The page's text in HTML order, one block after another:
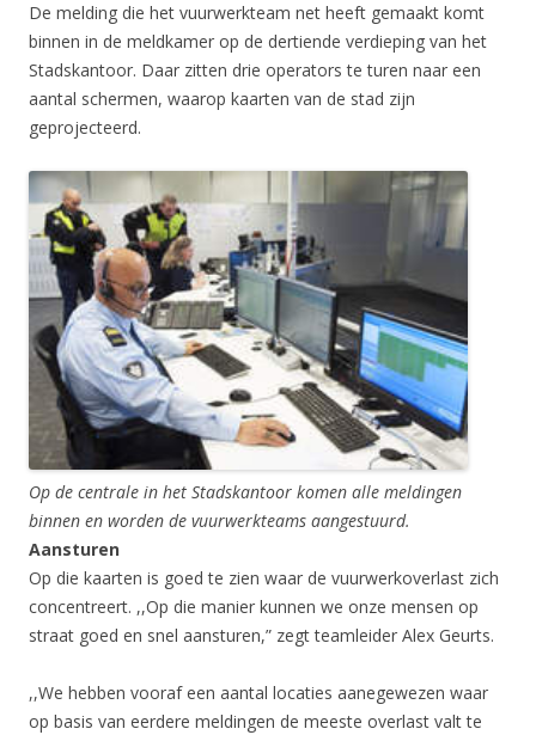
De melding die het vuurwerkteam net heeft gemaakt komt
binnen in de meldkamer op de dertiende verdieping van het
Stadskantoor. Daar zitten drie operators te turen naar een
aantal schermen, waarop kaarten van de stad zijn
geprojecteerd.
Op de centrale in het Stadskantoor komen alle meldingen
binnen en worden de vuurwerkteams aangestuurd.
Aansturen
Op die kaarten is goed te zien waar de vuurwerkoverlast zich
concentreert. ,,Op die manier kunnen we onze mensen op
straat goed en snel aansturen,” zegt teamleider Alex Geurts.
,,We hebben vooraf een aantal locaties aanegewezen waar
op basis van eerdere meldingen de meeste overlast valt te